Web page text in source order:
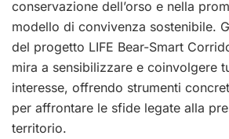
conservazione dell’orso e nella
modello di convivenza sostenibile.
del progetto LIFE Bear-Smart
mira a sensibilizzare e coinvolgere
interesse, offrendo strumenti
per affrontare le sfide legate alla
territorio.